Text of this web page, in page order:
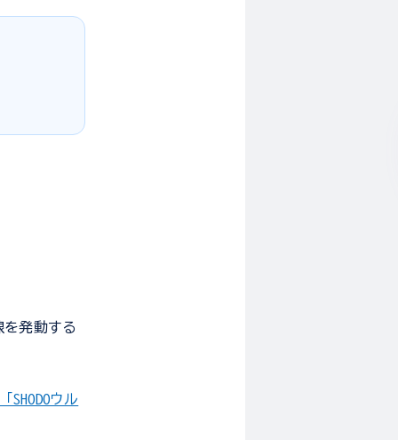
発動する
ウル